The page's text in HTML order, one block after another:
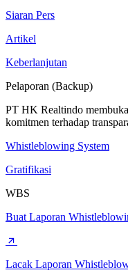
Siaran Pers
Artikel
Keberlanjutan
Pelaporan (Backup)
PT HK Realtindo
komitmen terhadap
Whistleblowing System
Gratifikasi
WBS
Buat Laporan
Lacak Laporan